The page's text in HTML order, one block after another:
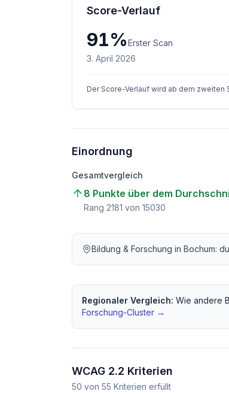
Score-Verlauf
91%Erster Scan
3. April 2026
Der Score-Verlauf wird ab dem zweiten
Einordnung
Gesamtvergleich
8 Punkte über dem
Rang 2181 von 15030
Bildung & Forschung in Bochum:
Regionaler Vergleich: Wie andere
Forschung-Cluster →
WCAG 2.2 Kriterien
50 von 55 Kriterien erfüllt